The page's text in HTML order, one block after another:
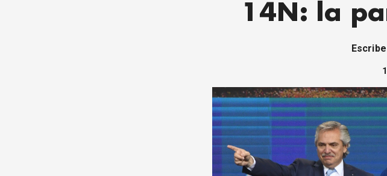
14N: la
Escribe